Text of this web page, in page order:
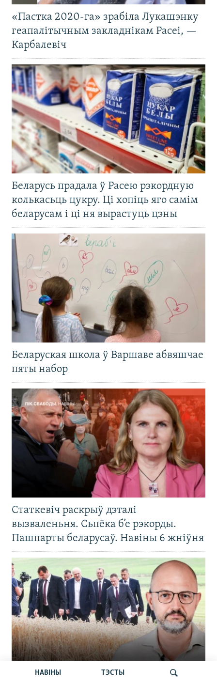
НАВІНЫ ТЭСТЫ
«Пастка 2020-га» зрабіла Лукашэнку
геапалітычным закладнікам Расеі, —
Карбалевіч
Беларусь прадала ў Расею рэкордную
колькасьць цукру. Ці хопіць яго самім
беларусам і ці ня вырастуць цэны
Беларуская школа ў Варшаве абвяшчае
пяты набор
Статкевіч раскрыў дэталі
вызваленьня. Сьпёка б’е рэкорды.
Пашпарты беларусаў. Навіны 6 жніўня